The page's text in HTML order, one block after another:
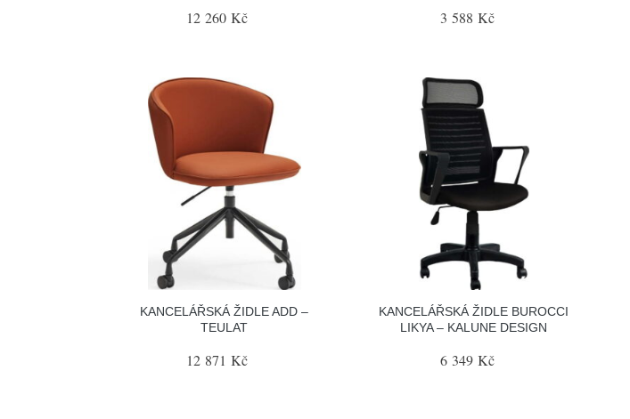
12 260 Kč 3 588 Kč
KANCELÁŘSKÁ ŽIDLE ADD –
TEULAT
12 871 Kč
KANCELÁŘSKÁ ŽIDLE BUROCCI
LIKYA – KALUNE DESIGN
6 349 Kč